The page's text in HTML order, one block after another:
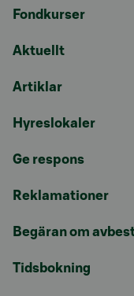
Fondkurser
Aktuellt
Artiklar
Hyreslokaler
Ge respons
Reklamationer
Begäran om
Tidsbokning